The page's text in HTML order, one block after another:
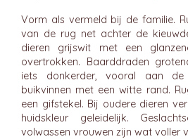
Vorm als vermeld bij de familie.
van de rug net achter de
dieren grijswit met een
overtrokken. Baarddraden
iets donkerder, vooral aan
buikvinnen met een witte rand.
een gifstekel. Bij oudere dieren
huidskleur geleidelijk.
volwassen vrouwen zijn wat voller